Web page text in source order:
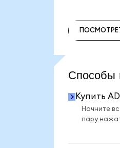
Купить
Начните
пару